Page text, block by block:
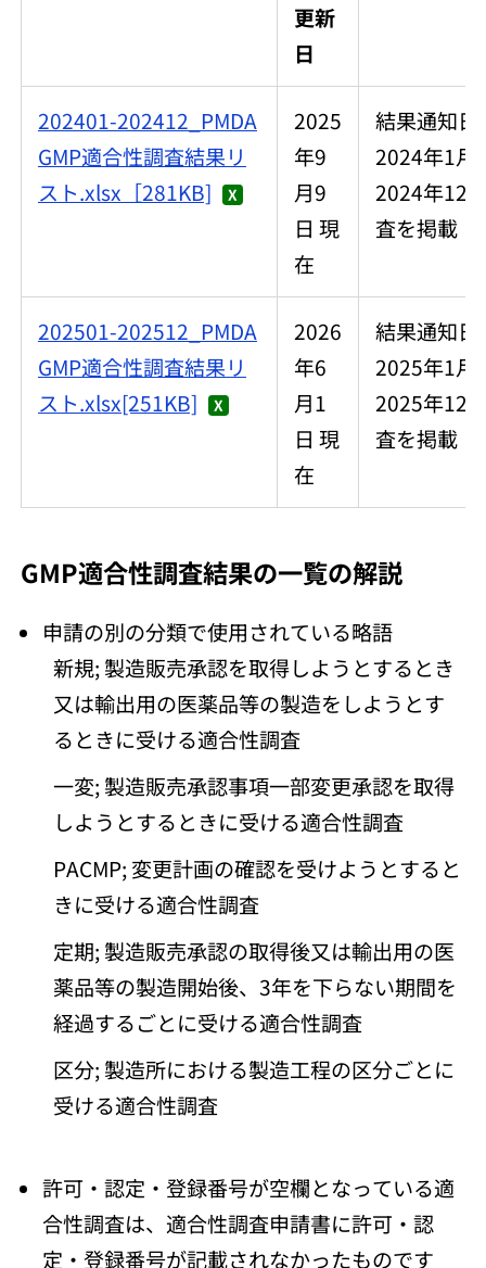
更新
日
202401-202412_PMDA
GMP適合性調査結果リ
スト.xlsx［281KB]
2025
年9
月9
日 現
在
結果通知日
2024年1月
2024年12
査を掲載
202501-202512_PMDA
GMP適合性調査結果リ
スト.xlsx[251KB]
2026
年6
月1
日 現
在
結果通知日
2025年1月
2025年12
査を掲載
GMP適合性調査結果の一覧の解説
申請の別の分類で使用されている略語
新規; 製造販売承認を取得しようとするとき
又は輸出用の医薬品等の製造をしようとす
るときに受ける適合性調査
一変; 製造販売承認事項一部変更承認を取得
しようとするときに受ける適合性調査
PACMP; 変更計画の確認を受けようとすると
きに受ける適合性調査
定期; 製造販売承認の取得後又は輸出用の医
薬品等の製造開始後、3年を下らない期間を
経過するごとに受ける適合性調査
区分; 製造所における製造工程の区分ごとに
受ける適合性調査
許可・認定・登録番号が空欄となっている適
合性調査は、適合性調査申請書に許可・認
定・登録番号が記載されなかったものです